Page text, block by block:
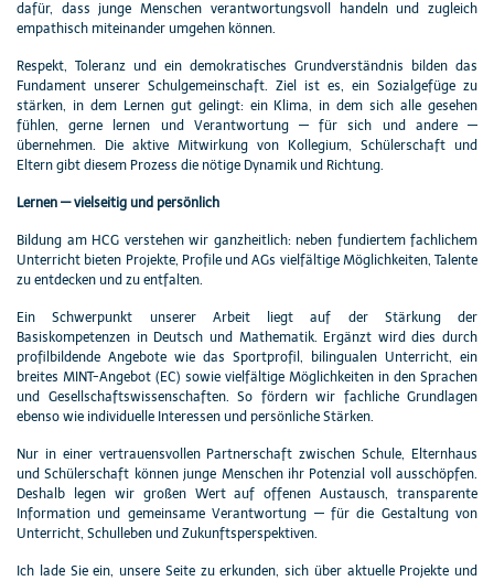
dafür, dass junge Menschen verantwortungsvoll handeln und zugleich
empathisch miteinander umgehen können.
Respekt, Toleranz und ein demokratisches Grundverständnis bilden das
Fundament unserer Schulgemeinschaft. Ziel ist es, ein Sozialgefüge zu
stärken, in dem Lernen gut gelingt: ein Klima, in dem sich alle gesehen
fühlen, gerne lernen und Verantwortung — für sich und andere —
übernehmen. Die aktive Mitwirkung von Kollegium, Schülerschaft und
Eltern gibt diesem Prozess die nötige Dynamik und Richtung.
Lernen — vielseitig und persönlich
Bildung am HCG verstehen wir ganzheitlich: neben fundiertem fachlichem
Unterricht bieten Projekte, Profile und AGs vielfältige Möglichkeiten, Talente
zu entdecken und zu entfalten.
Ein Schwerpunkt unserer Arbeit liegt auf der Stärkung der
Basiskompetenzen in Deutsch und Mathematik. Ergänzt wird dies durch
profilbildende Angebote wie das Sportprofil, bilingualen Unterricht, ein
breites MINT-Angebot (EC) sowie vielfältige Möglichkeiten in den Sprachen
und Gesellschaftswissenschaften. So fördern wir fachliche Grundlagen
ebenso wie individuelle Interessen und persönliche Stärken.
Nur in einer vertrauensvollen Partnerschaft zwischen Schule, Elternhaus
und Schülerschaft können junge Menschen ihr Potenzial voll ausschöpfen.
Deshalb legen wir großen Wert auf offenen Austausch, transparente
Information und gemeinsame Verantwortung — für die Gestaltung von
Unterricht, Schulleben und Zukunftsperspektiven.
Ich lade Sie ein, unsere Seite zu erkunden, sich über aktuelle Projekte und